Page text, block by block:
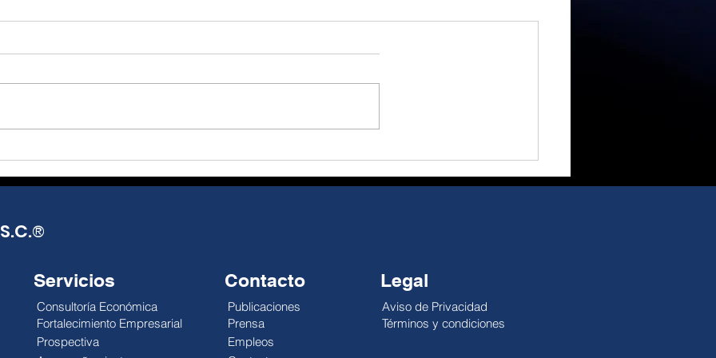
El T-MEC, más que un
Julio Alejandro Millán El T-MEC
década de incertidumbre
negociada, no de certeza
De la euforia a la
Julio Alejandro Millán El
económico es reducido. El
escape es temporal, pero la
®
Servicios
Consultoría Económica
Fortalecimiento Empresarial
Prospectiva
Contacto
Publicaciones
Prensa
Legal
Aviso de Privacidad
Términos y condiciones
Empleos